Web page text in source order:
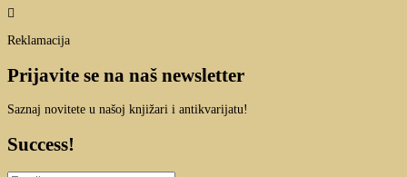

Reklamacija
Prijavite se na naš newsletter
Saznaj novitete u našoj knjižari i antikvarijatu!
Success!